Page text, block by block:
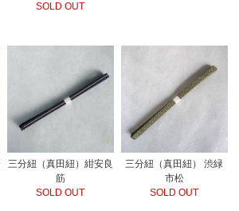
SOLD OUT
三分紐（真田紐）紺安良
筋
SOLD OUT
三分紐（真田紐） 渋緑
市松
SOLD OUT